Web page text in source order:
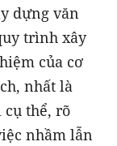
dựng văn
trình xây
của cơ
nhất là
cụ thể, rõ
nhầm lẫn